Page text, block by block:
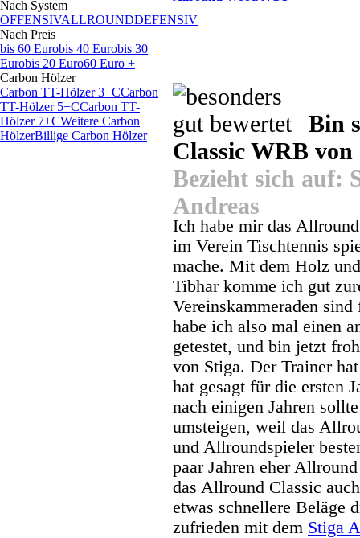
Nach System
OFFENSIVALLROUNDDEFENSIV
Nach Preis
bis 60 Eurobis 40 Eurobis 30
Eurobis 20 Euro60 Euro +
Carbon Hölzer
Carbon TT-Hölzer 3+CCarbon
TT-Hölzer 5+CCarbon TT-
Hölzer 7+CWeitere Carbon
HölzerBillige Carbon Hölzer
Bin
Classic WRB
Bezieht sich auf:
Andreas
Ich habe mir das
im Verein Tischtennis
mache. Mit dem Holz
Tibhar komme ich gut
Vereinskammeraden
habe ich also mal einen
getestet, und bin jetzt
von Stiga. Der Trainer
hat gesagt für die ersten
nach einigen Jahren
umsteigen, weil das
und Allroundspieler
paar Jahren eher
das Allround Classic
etwas schnellere Beläge
zufrieden mit dem Stiga